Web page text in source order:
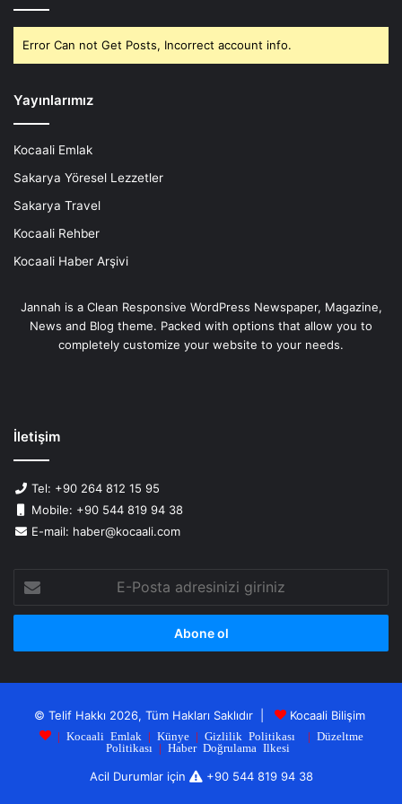
Error Can not Get Posts, Incorrect account info.
Yayınlarımız
Kocaali Emlak
Sakarya Yöresel Lezzetler
Sakarya Travel
Kocaali Rehber
Kocaali Haber Arşivi
Jannah is a Clean Responsive WordPress Newspaper, Magazine,
News and Blog theme. Packed with options that allow you to
completely customize your website to your needs.
İletişim
Tel: +90 264 812 15 95
Mobile: +90 544 819 94 38
E-mail: haber@kocaali.com
Posta
adresinizi
© Telif Hakkı 2026, Tüm Hakları Saklıdır | Kocaali Bilişim
| Kocaali Emlak | Künye| Gizlilik Politikası | Düzeltme
Politikası | Haber Doğrulama Ilkesi
Acil Durumlar için +90 544 819 94 38